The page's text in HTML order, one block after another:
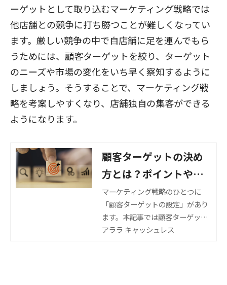
ーゲットとして取り込むマーケティング戦略では
他店舗との競争に打ち勝つことが難しくなってい
ます。厳しい競争の中で自店舗に足を運んでもら
うためには、顧客ターゲットを絞り、ターゲット
のニーズや市場の変化をいち早く察知するように
しましょう。そうすることで、マーケティング戦
略を考案しやすくなり、店舗独自の集客ができる
ようになります。
顧客ターゲットの決め
方とは？ポイントやタ
ーゲットマーケティン
グの進め方を解説！
マーケティング戦略のひとつに
「顧客ターゲットの設定」があり
ます。本記事では顧客ターゲット
の決め方や決める際のポイント、
アララ キャッシュレス